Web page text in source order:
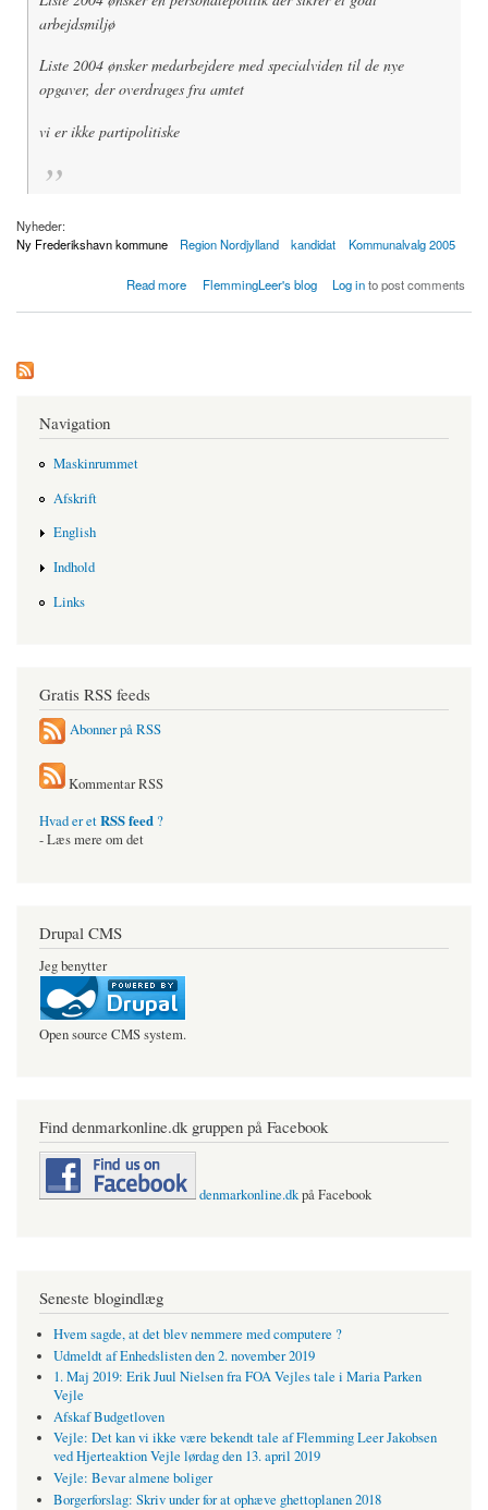
arbejdsmiljø
Liste 2004 ønsker medarbejdere med specialviden til de nye
opgaver, der overdrages fra amtet
vi er ikke partipolitiske
Nyheder:
Ny Frederikshavn kommune
Region Nordjylland kandidat Kommunalvalg 2005
Read more
about Frederikshavn: tidligere venstre medlem stiller op til valg
FlemmingLeer's blog Log into post comments
Navigation
Maskinrummet
Afskrift
English
Indhold
Links
Gratis RSS feeds
Abonner på RSS
Kommentar RSS
Hvad er etRSS feed ?
- Læs mere om det
Drupal CMS
Jeg benytter
Open source CMS system.
Find denmarkonline.dk gruppen på Facebook
denmarkonline.dkpå Facebook
Seneste blogindlæg
Hvem sagde, at det blev nemmere med computere ?
Udmeldt af Enhedslisten den 2. november 2019
1. Maj 2019: Erik Juul Nielsen fra FOA Vejles tale i Maria Parken
Vejle
Afskaf Budgetloven
Vejle: Det kan vi ikke være bekendt tale af Flemming Leer Jakobsen
ved Hjerteaktion Vejle lørdag den 13. april 2019
Vejle: Bevar almene boliger
Borgerforslag: Skriv under for at ophæve ghettoplanen 2018